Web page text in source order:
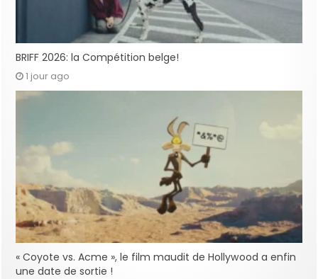
BRIFF 2026: la Compétition belge!
1 jour ago
« Coyote vs. Acme », le film maudit de Hollywood a enfin
une date de sortie !